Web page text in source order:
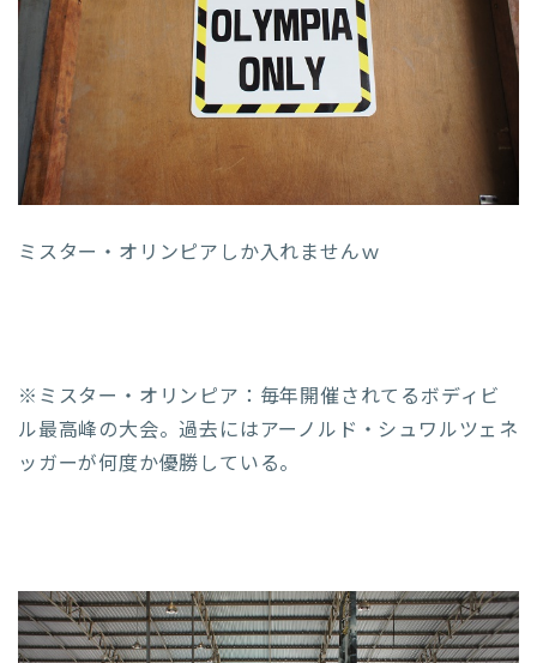
ミスター・オリンピアしか入れませんｗ
※ミスター・オリンピア：毎年開催されてるボディビ
ル最高峰の大会。過去にはアーノルド・シュワルツェネ
ッガーが何度か優勝している。